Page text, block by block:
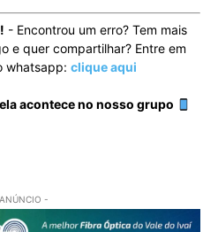
- Encontrou um erro? Tem mais
e quer compartilhar? Entre em
whatsapp: clique aqui
acontece no nosso grupo
-